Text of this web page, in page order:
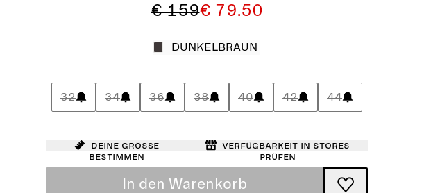
€ 159€ 79.50
DUNKELBRAUN
32 34 36 38 40 42 44
Deine Größe
bestimmen
Verfügbarkeit in Stores
prüfen
In den Warenkorb